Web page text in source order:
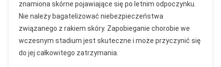
Lupą,
Na
Co
znamiona skórne pojawiające się po letnim odpoczynku.
Nie należy bagatelizować niebezpieczeństwa
związanego z rakiem skóry. Zapobieganie chorobie we
wczesnym stadium jest skuteczne i może przyczynić się
do jej całkowitego zatrzymania.